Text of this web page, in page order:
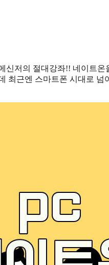
신저의 절대강좌!! 네이트
최근엔 스마트폰 시대로 넘